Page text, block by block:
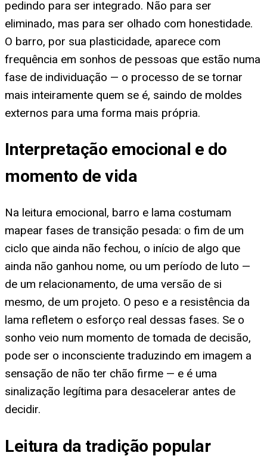
pedindo para ser integrado. Não para ser
eliminado, mas para ser olhado com honestidade.
O barro, por sua plasticidade, aparece com
frequência em sonhos de pessoas que estão numa
fase de individuação — o processo de se tornar
mais inteiramente quem se é, saindo de moldes
externos para uma forma mais própria.
Interpretação emocional e do
momento de vida
Na leitura emocional, barro e lama costumam
mapear fases de transição pesada: o fim de um
ciclo que ainda não fechou, o início de algo que
ainda não ganhou nome, ou um período de luto —
de um relacionamento, de uma versão de si
mesmo, de um projeto. O peso e a resistência da
lama refletem o esforço real dessas fases. Se o
sonho veio num momento de tomada de decisão,
pode ser o inconsciente traduzindo em imagem a
sensação de não ter chão firme — e é uma
sinalização legítima para desacelerar antes de
decidir.
Leitura da tradição popular